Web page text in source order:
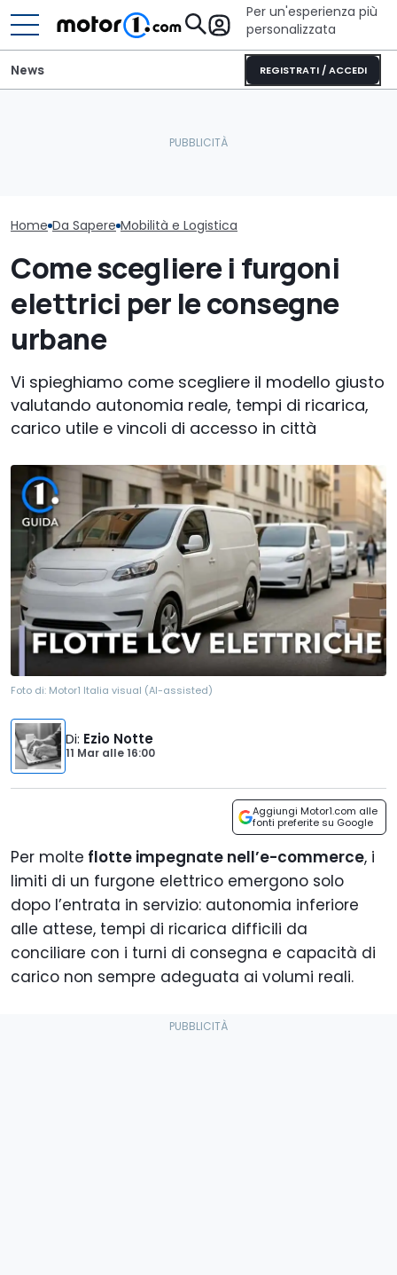
Per un'esperienza più
personalizzata
REGISTRATI / ACCEDI
News
Home Da Sapere Mobilità e Logistica
Come scegliere i furgoni
elettrici per le consegne
urbane
Vi spieghiamo come scegliere il modello giusto
valutando autonomia reale, tempi di ricarica,
carico utile e vincoli di accesso in città
Foto di: Motor1 Italia visual (AI-assisted)
Di: Ezio Notte
11 Mar alle16:00
Aggiungi Motor1.com alle
fonti preferite su Google
Per molte flotte impegnate nell’e-commerce, i
limiti di un furgone elettrico emergono solo
dopo l’entrata in servizio: autonomia inferiore
alle attese, tempi di ricarica difficili da
conciliare con i turni di consegna e capacità di
carico non sempre adeguata ai volumi reali.